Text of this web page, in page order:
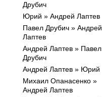
Друбич
Юрий » Андрей Лаптев
Павел Друбич » Андрей
Лаптев
Андрей Лаптев » Павел
Друбич
Андрей Лаптев » Юрий
Михаил Опанасенко »
Андрей Лаптев